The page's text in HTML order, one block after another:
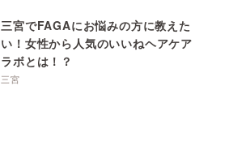
三宮でFAGAにお悩みの方に教えた
い！女性から人気のいいねヘアケア
ラボとは！？
三宮